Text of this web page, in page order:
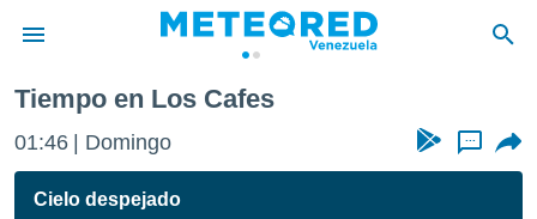
de
ha
Tiempo en Los Cafes
01:46 Domingo ...
Cielo despejado